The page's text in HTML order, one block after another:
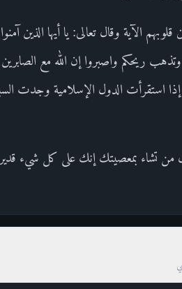
الآية وقال تعالى: يا أيها الذين آمنوا
وتذهب ريحكم واصبروا إن الله مع
استقرأت الدول الإسلامية وجدت
من تشاء بمعصيتك إنك على كل شيء